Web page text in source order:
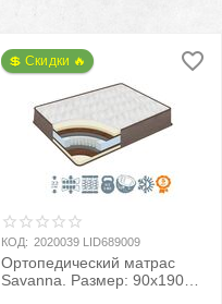
💲 Скидки 🔥
КОД: 2020039 LID689009
Ортопедический матрас
Savanna. Размер: 90х190